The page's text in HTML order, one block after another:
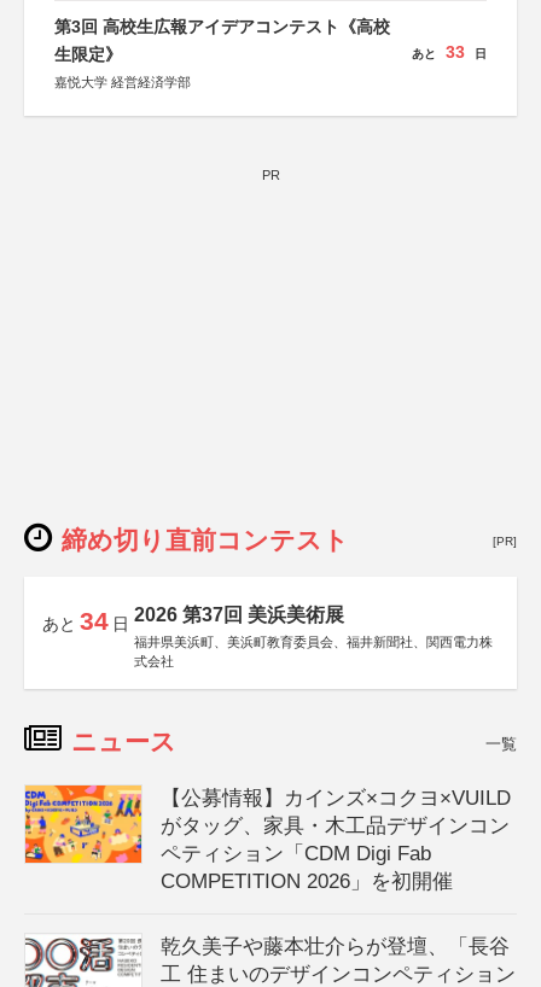
第3回 高校生広報アイデアコンテスト《高校
生限定》
嘉悦大学 経営経済学部
あと 33 日
PR
締め切り直前コンテスト [PR]
あと 34 日 2026 第37回 美浜美術展
福井県美浜町、美浜町教育委員会、福井新聞社、関西電力株
式会社
ニュース 一覧
【公募情報】カインズ×コクヨ×VUILD
がタッグ、家具・木工品デザインコン
ペティション「CDM Digi Fab
COMPETITION 2026」を初開催
乾久美子や藤本壮介らが登壇、「長谷
工 住まいのデザインコンペティション